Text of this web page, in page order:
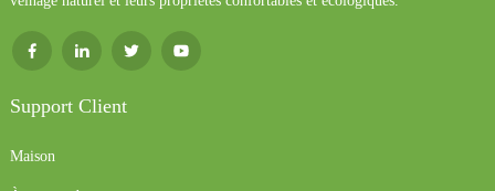
Support Client
Maison